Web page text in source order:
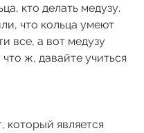
кто делать медузу.
что кольца умеют
все, а вот медузу
ж, давайте учиться
который является